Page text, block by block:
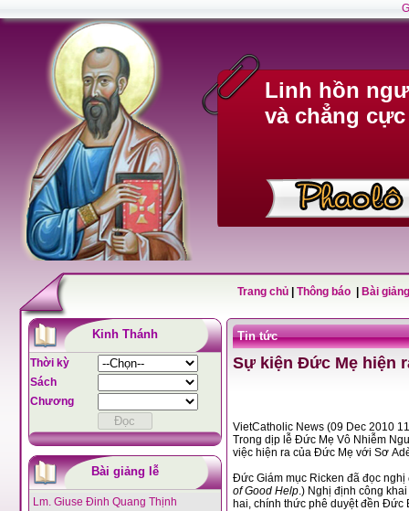
Linh hồn
và chẳng
Trang chủ Thông báo Bài
Kinh Thánh
Thời kỳ
Sách
Chương
Bài giảng lễ
Lm. Giuse Đinh Quang Thịnh
Tin tức
Sự kiện Đức Mẹ hiện
VietCatholic News (09 Dec 2010
Trong dịp lễ Đức Mẹ Vô Nhiễm Nguyên Tội, Đức Giám Mục David L. Ricken của Green Bay đã ban hành nghị định công nhận
việc
Đức Giám mục Ricken đã đọc
of Good Help.) Nghị định công khai tính xác thực của các cuộc hiện ra. Đồng thời Ngài cũng ban hành một nghị định định thứ